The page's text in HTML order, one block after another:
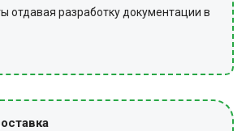
отдавая разработку документации в